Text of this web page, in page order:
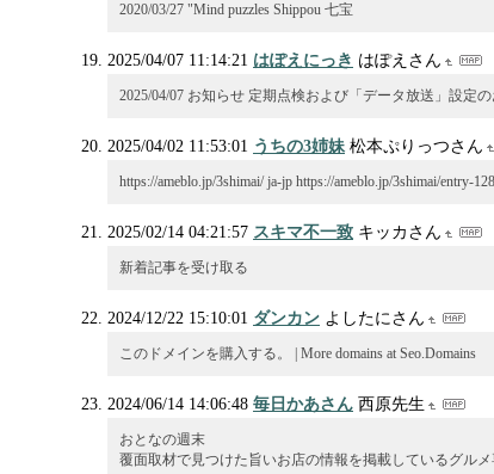
2020/03/27 "Mind puzzles Shippou 七宝
2025/04/07 11:14:21 はぽえにっき はぽえさん
2025/04/07 お知らせ 定期点検および「データ放送」設定
2025/04/02 11:53:01 うちの3姉妹 松本ぷりっつさん
https://ameblo.jp/3shimai/ ja-jp https://ameblo.jp/3shimai/
2025/02/14 04:21:57 スキマ不一致 キッカさん
新着記事を受け取る
2024/12/22 15:10:01 ダンカン よしたにさん
このドメインを購入する。 | More domains at Seo.Domains
2024/06/14 14:06:48 毎日かあさん 西原先生
おとなの週末
覆面取材で見つけた旨いお店の情報を掲載しているグル